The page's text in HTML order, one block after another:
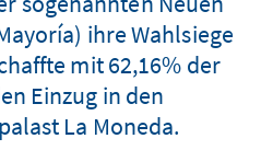
ihre Wahlsiege
mit 62,16% der
Einzug in den
La Moneda.